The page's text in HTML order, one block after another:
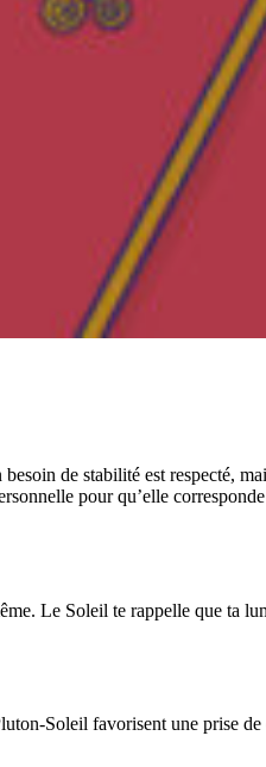
de stabilité est respecté,
pour qu’elle
Le Soleil te rappelle que ta
Soleil favorisent une prise